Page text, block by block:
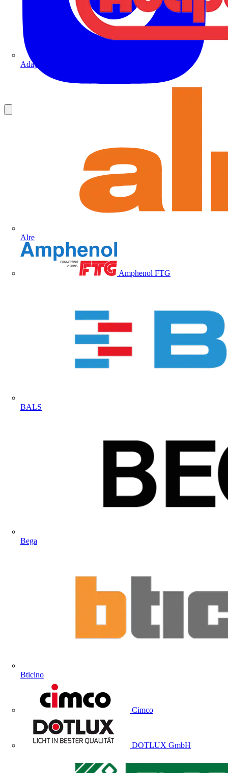
Adaptaflex
Alre
Amphenol FTG
BALS
Bega
Bticino
Cimco
DOTLUX GmbH